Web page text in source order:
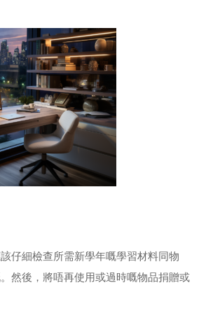
仔細檢查所需新學年嘅學習材料同物
然後，將唔再使用或過時嘅物品捐贈或